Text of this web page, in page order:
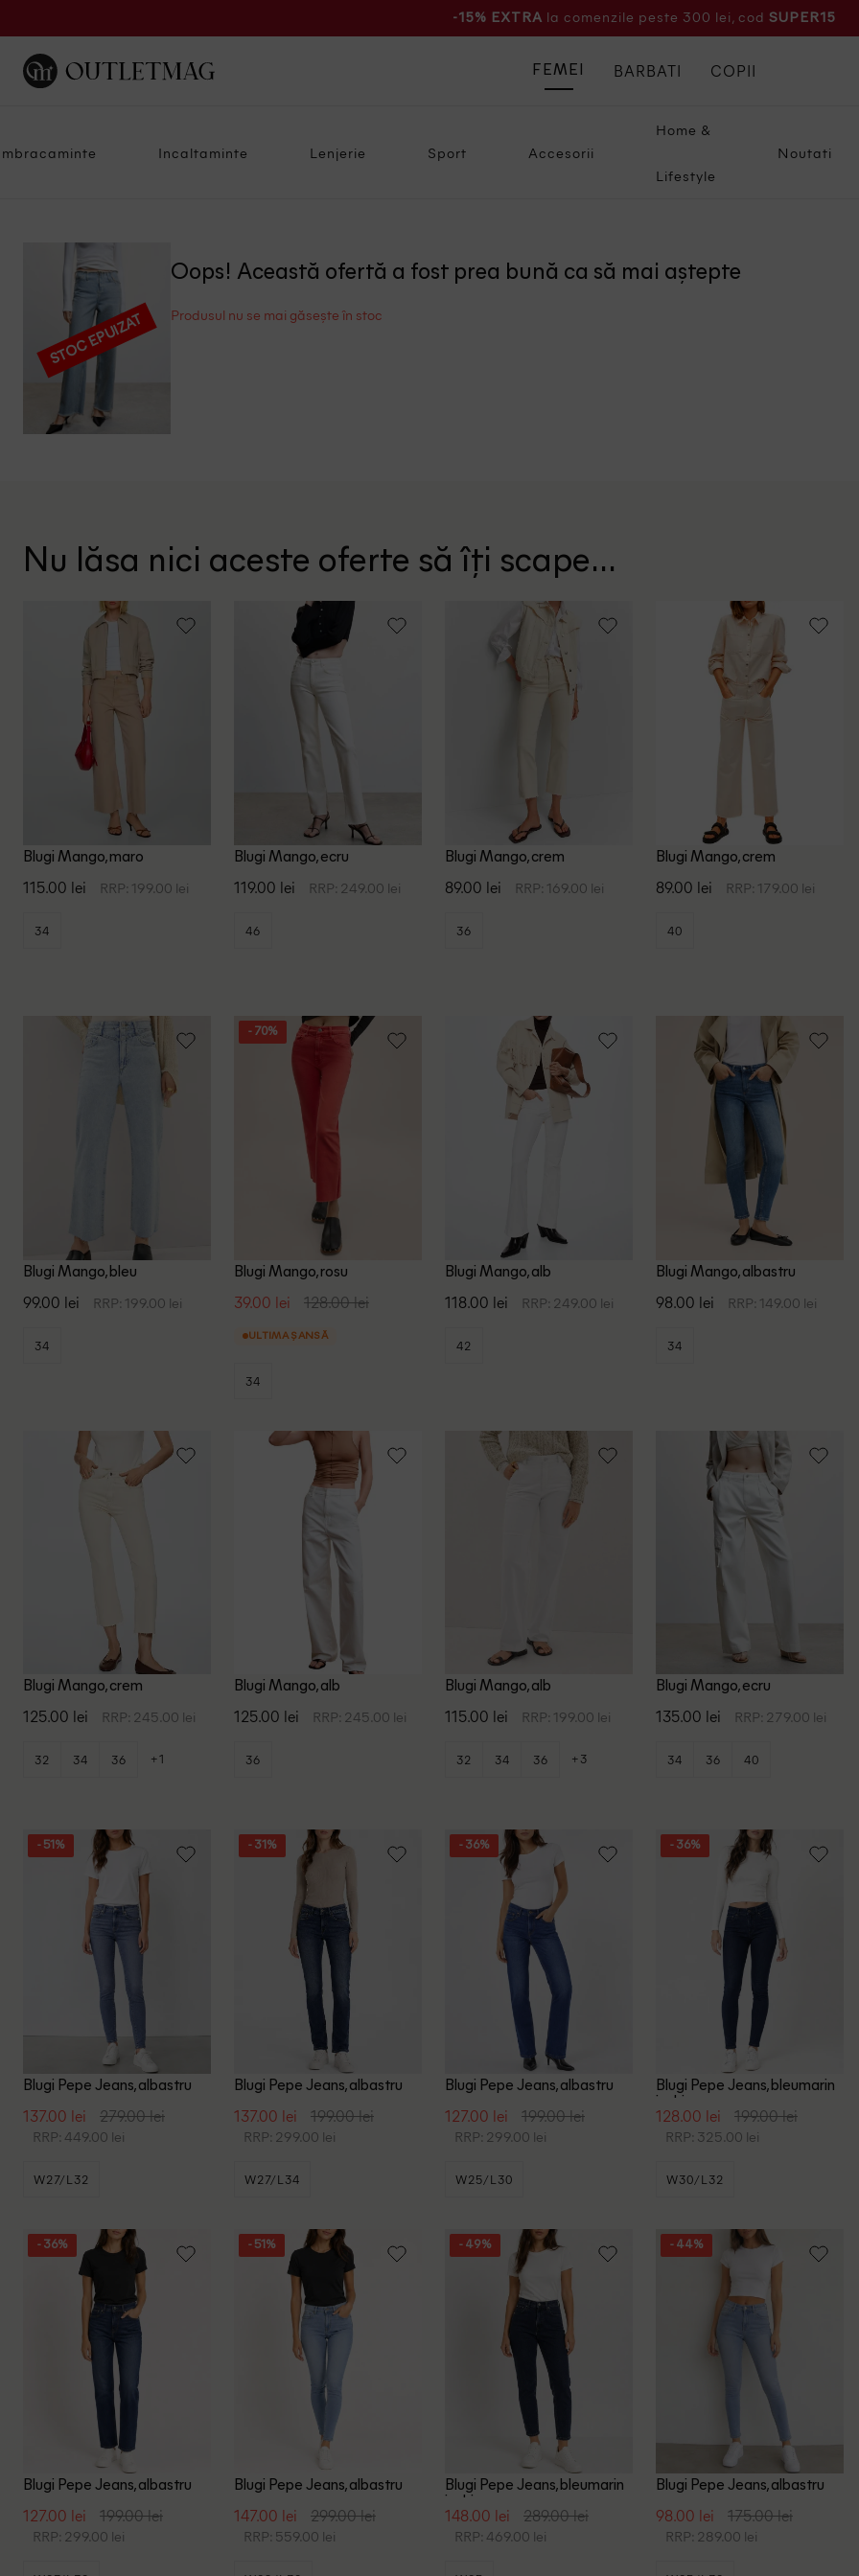
-15% EXTRA la comenzile peste 300 lei, cod SUPER15
Incaltaminte Lenjerie Sport Accesorii
Home &
Lifestyle
Noutati
FEMEI BARBATI COPII
STOC EPUIZAT
Oops! Această ofertă a fost prea bună ca să mai aștepte
Produsul nu se mai găsește în stoc
Nu lăsa nici aceste oferte să îți scape...
Blugi Mango, maro
115.00 lei RRP: 199.00 lei
34
Blugi Mango, ecru
119.00 lei RRP: 249.00 lei
46
Blugi Mango, crem
89.00 lei RRP: 169.00 lei
36
Blugi Mango, crem
89.00 lei RRP: 179.00 lei
40
Blugi Mango, bleu
99.00 lei RRP: 199.00 lei
34
- 70%
Blugi Mango, rosu
39.00 lei 128.00 lei
ULTIMA ȘANSĂ
34
Blugi Mango, alb
118.00 lei RRP: 249.00 lei
42
Blugi Mango, albastru
98.00 lei RRP: 149.00 lei
34
Blugi Mango, crem
125.00 lei RRP: 245.00 lei
32 34 36 +1
Blugi Mango, alb
125.00 lei RRP: 245.00 lei
36
Blugi Mango, alb
115.00 lei RRP: 199.00 lei
32 34 36 +3
Blugi Mango, ecru
135.00 lei RRP: 279.00 lei
34 36 40
- 51%
Blugi Pepe Jeans, albastru
137.00 lei 279.00 lei
RRP: 449.00 lei
W27/L32
- 31%
Blugi Pepe Jeans, albastru
137.00 lei 199.00 lei
RRP: 299.00 lei
W27/L34
- 36%
Blugi Pepe Jeans, albastru
127.00 lei 199.00 lei
RRP: 299.00 lei
W25/L30
- 36%
Blugi Pepe Jeans, bleumarin
inchis
128.00 lei 199.00 lei
RRP: 325.00 lei
W30/L32
- 36%
Blugi Pepe Jeans, albastru
127.00 lei 199.00 lei
RRP: 299.00 lei
- 51%
Blugi Pepe Jeans, albastru
147.00 lei 299.00 lei
RRP: 559.00 lei
- 49%
Blugi Pepe Jeans, bleumarin
inchis
148.00 lei 289.00 lei
RRP: 469.00 lei
- 44%
Blugi Pepe Jeans, albastru
98.00 lei 175.00 lei
RRP: 289.00 lei